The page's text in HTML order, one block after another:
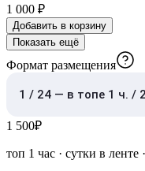
1 000 ₽
Добавить в корзину
Показать ещё
Формат размещения
1 / 24 — в топе 1 ч. /
1 500₽
топ 1 час · сутки в ленте